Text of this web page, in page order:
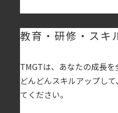
教育・研修・スキ
TMGTは、あなたの成長を
どんどんスキルアップし
てください。